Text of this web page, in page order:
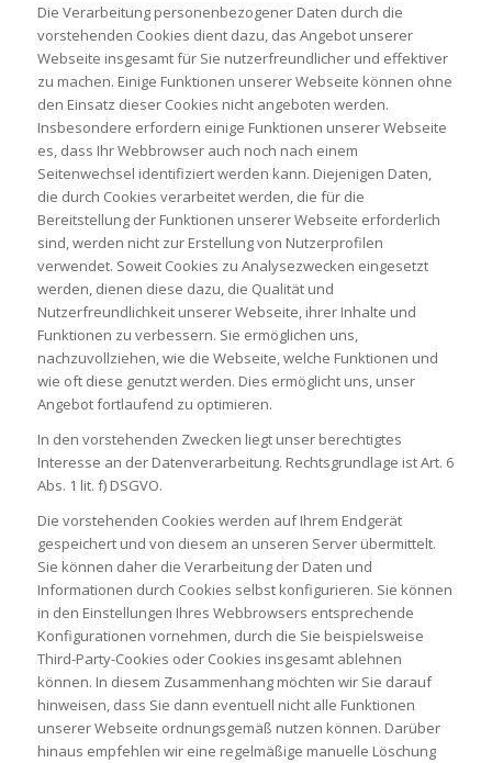
Die Verarbeitung personenbezogener Daten durch die
vorstehenden Cookies dient dazu, das Angebot unserer
Webseite insgesamt für Sie nutzerfreundlicher und effektiver
zu machen. Einige Funktionen unserer Webseite können ohne
den Einsatz dieser Cookies nicht angeboten werden.
Insbesondere erfordern einige Funktionen unserer Webseite
es, dass Ihr Webbrowser auch noch nach einem
Seitenwechsel identifiziert werden kann. Diejenigen Daten,
die durch Cookies verarbeitet werden, die für die
Bereitstellung der Funktionen unserer Webseite erforderlich
sind, werden nicht zur Erstellung von Nutzerprofilen
verwendet. Soweit Cookies zu Analysezwecken eingesetzt
werden, dienen diese dazu, die Qualität und
Nutzerfreundlichkeit unserer Webseite, ihrer Inhalte und
Funktionen zu verbessern. Sie ermöglichen uns,
nachzuvollziehen, wie die Webseite, welche Funktionen und
wie oft diese genutzt werden. Dies ermöglicht uns, unser
Angebot fortlaufend zu optimieren.
In den vorstehenden Zwecken liegt unser berechtigtes
Interesse an der Datenverarbeitung. Rechtsgrundlage ist Art. 6
Abs. 1 lit. f) DSGVO.
Die vorstehenden Cookies werden auf Ihrem Endgerät
gespeichert und von diesem an unseren Server übermittelt.
Sie können daher die Verarbeitung der Daten und
Informationen durch Cookies selbst konfigurieren. Sie können
in den Einstellungen Ihres Webbrowsers entsprechende
Konfigurationen vornehmen, durch die Sie beispielsweise
Third-Party-Cookies oder Cookies insgesamt ablehnen
können. In diesem Zusammenhang möchten wir Sie darauf
hinweisen, dass Sie dann eventuell nicht alle Funktionen
unserer Webseite ordnungsgemäß nutzen können. Darüber
hinaus empfehlen wir eine regelmäßige manuelle Löschung